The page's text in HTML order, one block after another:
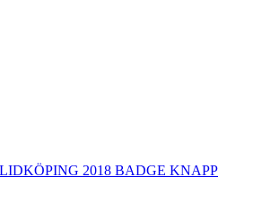
2018 BADGE KNAPP